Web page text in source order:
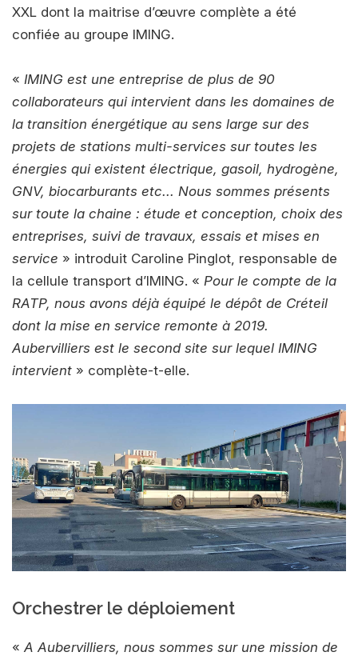
XXL dont la maitrise d’œuvre complète a été
confiée au groupe IMING.
« IMING est une entreprise de plus de 90
collaborateurs qui intervient dans les domaines de
la transition énergétique au sens large sur des
projets de stations multi-services sur toutes les
énergies qui existent électrique, gasoil, hydrogène,
GNV, biocarburants etc... Nous sommes présents
sur toute la chaine : étude et conception, choix des
entreprises, suivi de travaux, essais et mises en
service » introduit Caroline Pinglot, responsable de
la cellule transport d’IMING. « Pour le compte de la
RATP, nous avons déjà équipé le dépôt de Créteil
dont la mise en service remonte à 2019.
Aubervilliers est le second site sur lequel IMING
intervient » complète-t-elle.
Orchestrer le déploiement
« A Aubervilliers, nous sommes sur une mission de